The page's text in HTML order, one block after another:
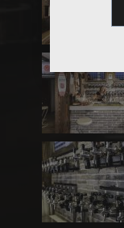
תמונה
הצג
תמונה